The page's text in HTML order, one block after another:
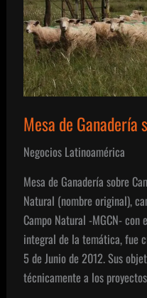
Mesa de Ganadería
Negocios Latinoamérica
Mesa de Ganadería sobre
Natural (nombre original),
Campo Natural -MGCN-
integral de la temática, fue
5 de Junio de 2012. Sus
técnicamente a los